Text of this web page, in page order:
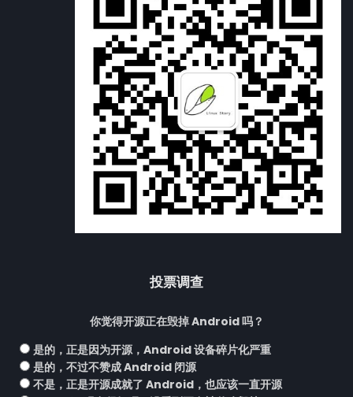
投票调查
你觉得开源正在毁掉 Android 吗？
是的，正是因为开源，Android 设备碎片化严重
是的，不过不赞成 Android 闭源
不是，正是开源成就了 Android，也应该一直开源